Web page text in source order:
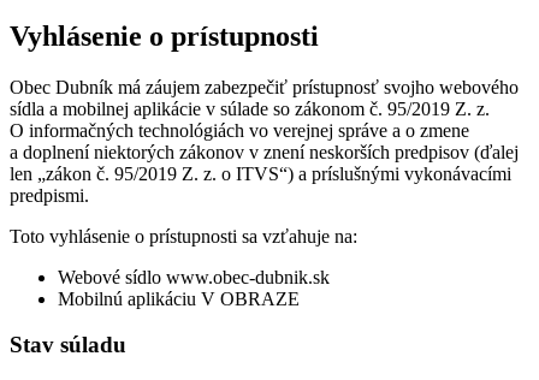
Vyhlásenie o prístupnosti
Obec Dubník má záujem zabezpečiť prístupnosť svojho webového
sídla a mobilnej aplikácie v súlade so zákonom č. 95/2019 Z. z.
O informačných technológiách vo verejnej správe a o zmene
a doplnení niektorých zákonov v znení neskorších predpisov (ďalej
len „zákon č. 95/2019 Z. z. o ITVS“) a príslušnými vykonávacími
predpismi.
Toto vyhlásenie o prístupnosti sa vzťahuje na:
Webové sídlo www.obec-dubnik.sk
Mobilnú aplikáciu V OBRAZE
Stav súladu